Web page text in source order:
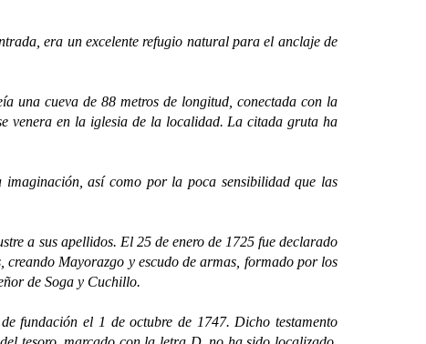
era un excelente refugio natural para el anclaje de
cueva de 88 metros de longitud, conectada con la
venera en la iglesia de la localidad. La citada gruta ha
así como por la poca sensibilidad que las
a sus apellidos. El 25 de enero de 1725 fue declarado
Mayorazgo y escudo de armas, formado por los
de Soga y Cuchillo.
el 1 de octubre de 1747. Dicho testamento